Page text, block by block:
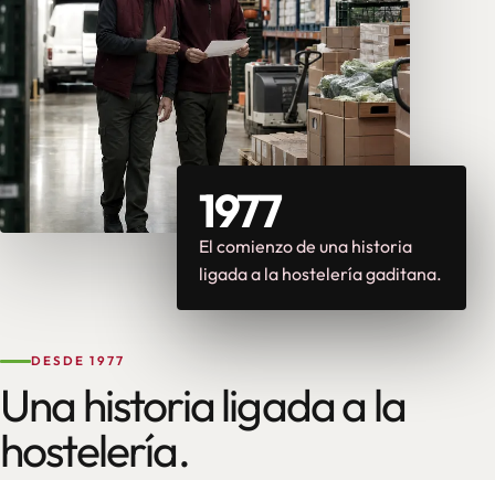
1977
El comienzo de una historia
ligada a la hostelería gaditana.
DESDE 1977
Una historia ligada a la
hostelería.